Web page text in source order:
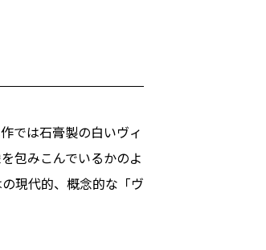
では石膏製の白いヴィ
包みこんでいるかのよ
現代的、概念的な「ヴ